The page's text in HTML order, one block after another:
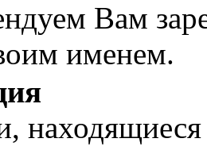
Вам
именем.